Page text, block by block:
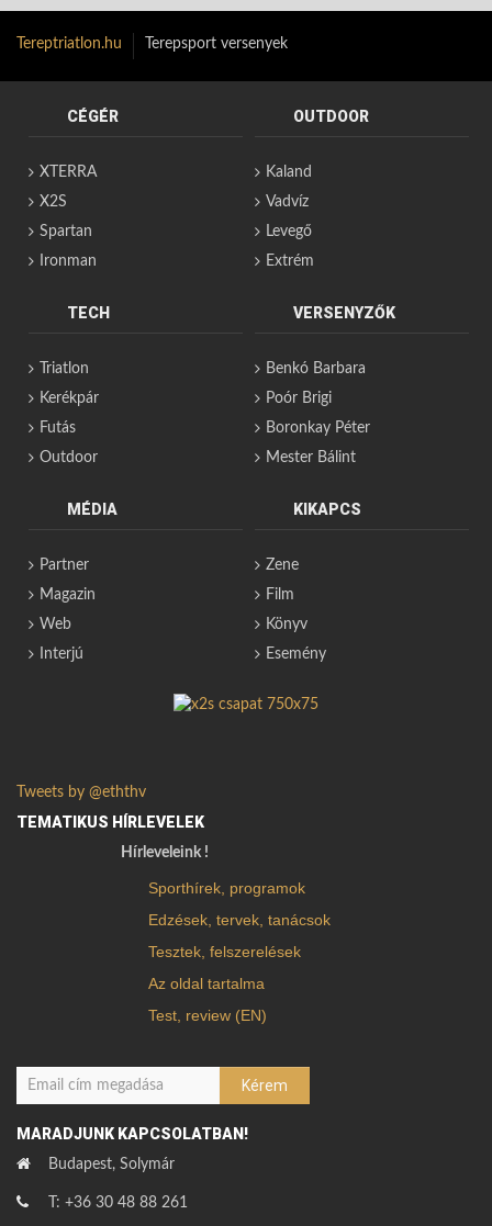
Tereptriatlon.hu Terepsport versenyek
CÉGÉR
XTERRA
X2S
Spartan
Ironman
OUTDOOR
Kaland
Vadvíz
Levegő
Extrém
TECH
Triatlon
Kerékpár
Futás
Outdoor
VERSENYZŐK
Benkó Barbara
Poór Brigi
Boronkay Péter
Mester Bálint
MÉDIA
Partner
Magazin
Web
Interjú
KIKAPCS
Zene
Film
Könyv
Esemény
Tweets by @eththv
TEMATIKUS HÍRLEVELEK
Hírleveleink !
Sporthírek, programok
Edzések, tervek, tanácsok
Tesztek, felszerelések
Az oldal tartalma
Test, review (EN)
MARADJUNK KAPCSOLATBAN!
Budapest, Solymár
T: +36 30 48 88 261